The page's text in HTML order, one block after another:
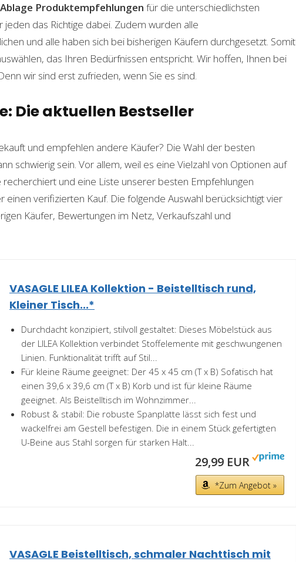
Produktempfehlungen für die unterschiedlichsten
das Richtige dabei. Zudem wurden alle
und alle haben sich bei bisherigen Käufern durchgesetzt. Somit
das Ihren Bedürfnissen entspricht. Wir hoffen, Ihnen bei
wir sind erst zufrieden, wenn Sie es sind.
Die aktuellen Bestseller
und empfehlen andere Käufer? Die Wahl der besten
schwierig sein. Vor allem, weil es eine Vielzahl von Optionen auf
und eine Liste unserer besten Empfehlungen
einen verifizierten Kauf. Die folgende Auswahl berücksichtigt vier
Käufer, Bewertungen im Netz, Verkaufszahl und
VASAGLE LILEA Kollektion - Beistelltisch rund,
Kleiner Tisch...*
Durchdacht konzipiert, stilvoll gestaltet: Dieses Möbelstück aus
der LILEA Kollektion verbindet Stoffelemente mit geschwungenen
Linien. Funktionalität trifft auf Stil...
Für kleine Räume geeignet: Der 45 x 45 cm (T x B) Sofatisch hat
einen 39,6 x 39,6 cm (T x B) Korb und ist für kleine Räume
geeignet. Als Beistelltisch im Wohnzimmer...
Robust & stabil: Die robuste Spanplatte lässt sich fest und
wackelfrei am Gestell befestigen. Die in einem Stück gefertigten
U-Beine aus Stahl sorgen für starken Halt...
29,99 EUR
*Zum Angebot »
VASAGLE Beistelltisch, schmaler Nachttisch mit